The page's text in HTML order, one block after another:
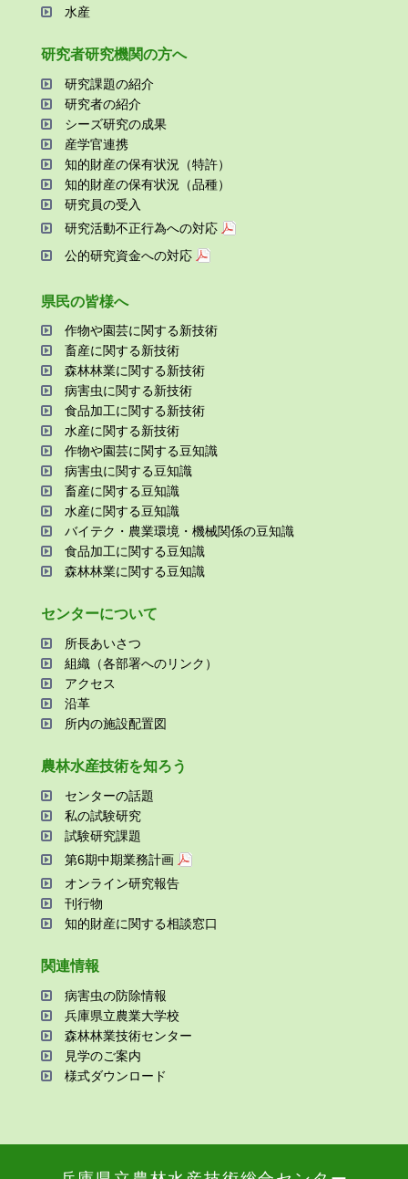
⽔産
研究者研究機関の⽅へ
研究課題の紹介
研究者の紹介
シーズ研究の成果
産学官連携
知的財産の保有状況（特許）
知的財産の保有状況（品種）
研究員の受⼊
研究活動不正⾏為への対応
公的研究資金への対応
県⺠の皆様へ
作物や園芸に関する新技術
畜産に関する新技術
森林林業に関する新技術
病害⾍に関する新技術
⾷品加⼯に関する新技術
⽔産に関する新技術
作物や園芸に関する⾖知識
病害⾍に関する⾖知識
畜産に関する⾖知識
⽔産に関する⾖知識
バイテク・農業環境・機械関係の⾖知識
⾷品加⼯に関する⾖知識
森林林業に関する⾖知識
センターについて
所⻑あいさつ
組織（各部署へのリンク）
アクセス
沿⾰
所内の施設配置図
農林⽔産技術を知ろう
センターの話題
私の試験研究
試験研究課題
第6期中期業務計画
オンライン研究報告
刊⾏物
知的財産に関する相談窓⼝
関連情報
病害⾍の防除情報
兵庫県⽴農業⼤学校
森林林業技術センター
⾒学のご案内
様式ダウンロード